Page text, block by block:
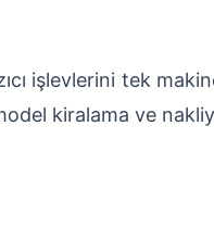
işlevlerini tek
kiralama ve